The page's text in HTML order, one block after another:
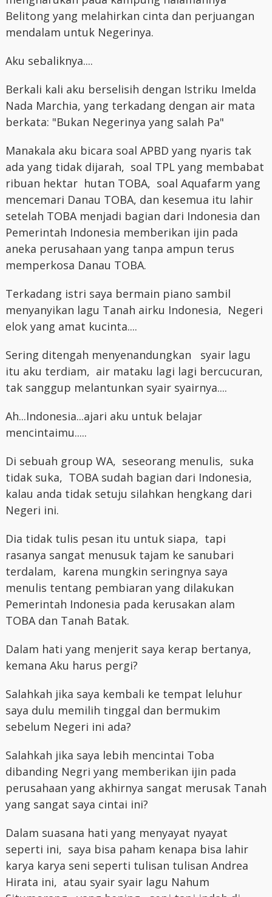
Belitong yang melahirkan cinta dan perjuangan
mendalam untuk Negerinya.
Aku sebaliknya....
Berkali kali aku berselisih dengan Istriku Imelda
Nada Marchia, yang terkadang dengan air mata
berkata: "Bukan Negerinya yang salah Pa"
Manakala aku bicara soal APBD yang nyaris tak
ada yang tidak dijarah, soal TPL yang membabat
ribuan hektar hutan TOBA, soal Aquafarm yang
mencemari Danau TOBA, dan kesemua itu lahir
setelah TOBA menjadi bagian dari Indonesia dan
Pemerintah Indonesia memberikan ijin pada
aneka perusahaan yang tanpa ampun terus
memperkosa Danau TOBA.
Terkadang istri saya bermain piano sambil
menyanyikan lagu Tanah airku Indonesia, Negeri
elok yang amat kucinta....
Sering ditengah menyenandungkan syair lagu
itu aku terdiam, air mataku lagi lagi bercucuran,
tak sanggup melantunkan syair syairnya....
Ah...Indonesia...ajari aku untuk belajar
mencintaimu.....
Di sebuah group WA, seseorang menulis, suka
tidak suka, TOBA sudah bagian dari Indonesia,
kalau anda tidak setuju silahkan hengkang dari
Negeri ini.
Dia tidak tulis pesan itu untuk siapa, tapi
rasanya sangat menusuk tajam ke sanubari
terdalam, karena mungkin seringnya saya
menulis tentang pembiaran yang dilakukan
Pemerintah Indonesia pada kerusakan alam
TOBA dan Tanah Batak.
Dalam hati yang menjerit saya kerap bertanya,
kemana Aku harus pergi?
Salahkah jika saya kembali ke tempat leluhur
saya dulu memilih tinggal dan bermukim
sebelum Negeri ini ada?
Salahkah jika saya lebih mencintai Toba
dibanding Negri yang memberikan ijin pada
perusahaan yang akhirnya sangat merusak Tanah
yang sangat saya cintai ini?
Dalam suasana hati yang menyayat nyayat
seperti ini, saya bisa paham kenapa bisa lahir
karya karya seni seperti tulisan tulisan Andrea
Hirata ini, atau syair syair lagu Nahum